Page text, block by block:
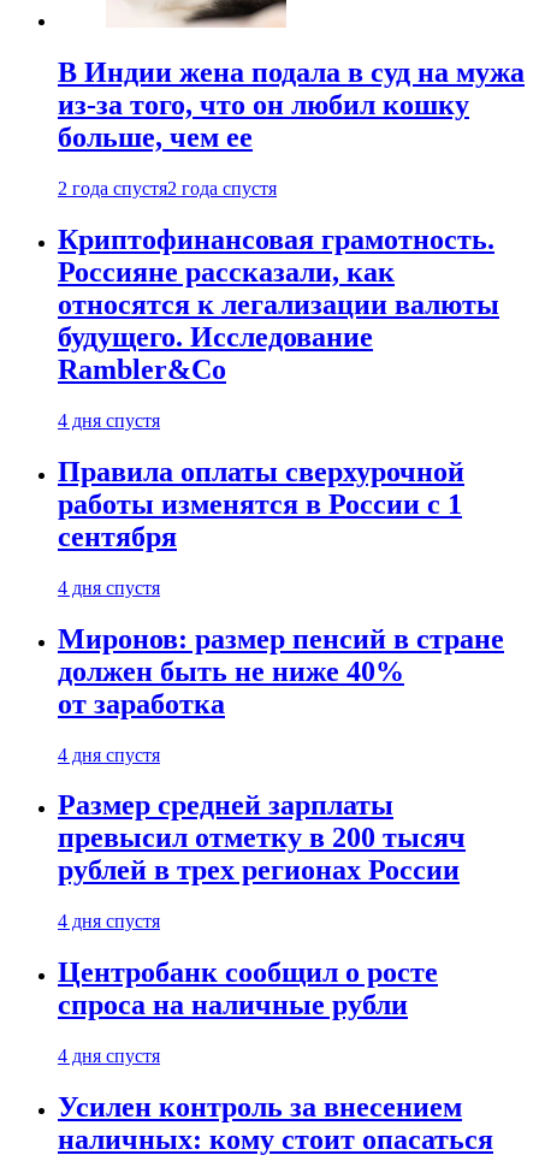
В Индии жена подала в суд на мужа
из-за того, что он любил кошку
больше, чем ее
2 года спустя2 года спустя
Криптофинансовая грамотность.
Россияне рассказали, как
относятся к легализации валюты
будущего. Исследование
Rambler&Co
4 дня спустя
Правила оплаты сверхурочной
работы изменятся в России с 1
сентября
4 дня спустя
Миронов: размер пенсий в стране
должен быть не ниже 40%
от заработка
4 дня спустя
Размер средней зарплаты
превысил отметку в 200 тысяч
рублей в трех регионах России
4 дня спустя
Центробанк сообщил о росте
спроса на наличные рубли
4 дня спустя
Усилен контроль за внесением
наличных: кому стоит опасаться